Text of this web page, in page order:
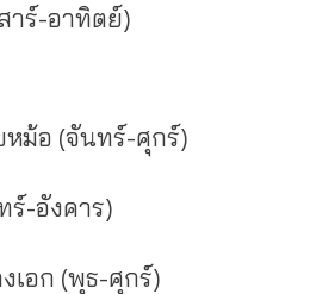
าร์-อาทิตย์)
หม้อ (จันทร์-ศุกร์)
ร์-อังคาร)
เอก (พุธ-ศุกร์)